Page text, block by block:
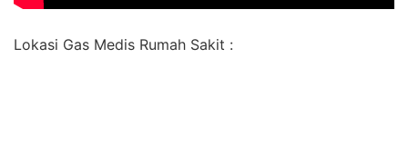
Lokasi Gas Medis Rumah Sakit :